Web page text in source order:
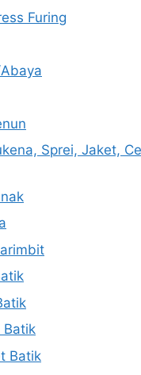
Furing
Sprei, Jaket,
Batik
Batik